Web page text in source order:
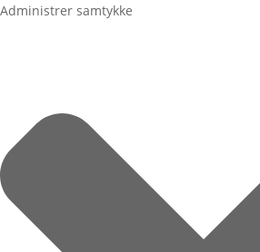
Administrer samtykke